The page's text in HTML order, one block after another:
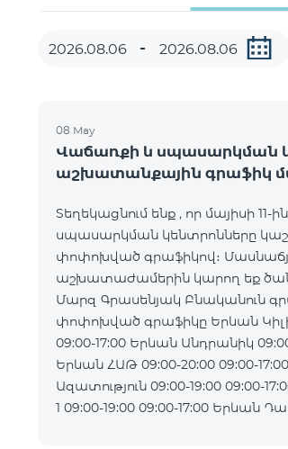
08 May
Վաճառքի և սպասարկման
աշխատանքային գրաֆիկ
Տեղեկացնում ենք , որ մայիսի 11-
սպասարկման կենտրոնները
փոփոխված գրաֆիկով։
աշխատաժամերին կարող եք
Մարզ Գրասենյակ Բնականուն
փոփոխված գրաֆիկը Երևան Կիլիկիա 09:00-18:00
09:00-17:00 Երևան Անդրանիկ 09:00-18:00 09:00-17:00
Երևան ՀԱԹ 09:00-20:00 09:00-17:00 Երևան
Ազատություն 09:00-19:00 09:00-17:00 Երևան
1 09:00-19:00 09:00-17:00 Երևան Դավիթաշեն 09:00-